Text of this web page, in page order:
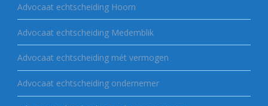
Advocaat echtscheiding Hoorn
Advocaat echtscheiding Medemblik
Advocaat echtscheiding mét vermogen
Advocaat echtscheiding ondernemer